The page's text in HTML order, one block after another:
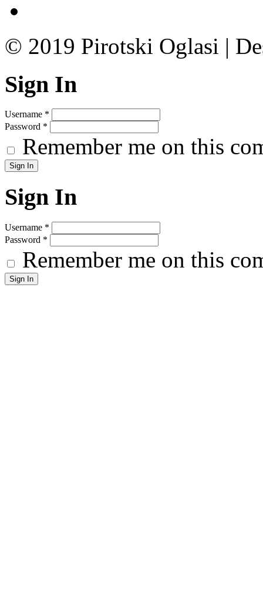
© 2019 Pirotski Oglasi |
Sign In
Username *
Password *
Remember me on this
Sign In
Username *
Password *
Remember me on this